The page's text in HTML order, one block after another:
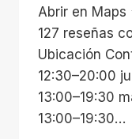
Abrir en
127 reseñas
Ubicación
12:30–20:00
13:00–19:30
13:00–19:30…